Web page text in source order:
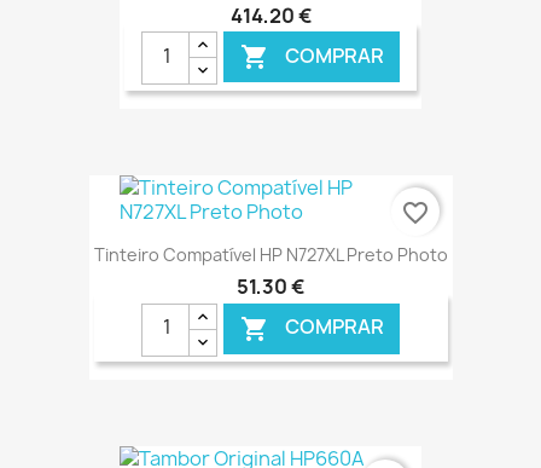
414,20 €
 COMPRAR
€ ONLINE
Tinteiro Compatível HP N727XL Preto Photo
51,30 €
 COMPRAR
favorite_border